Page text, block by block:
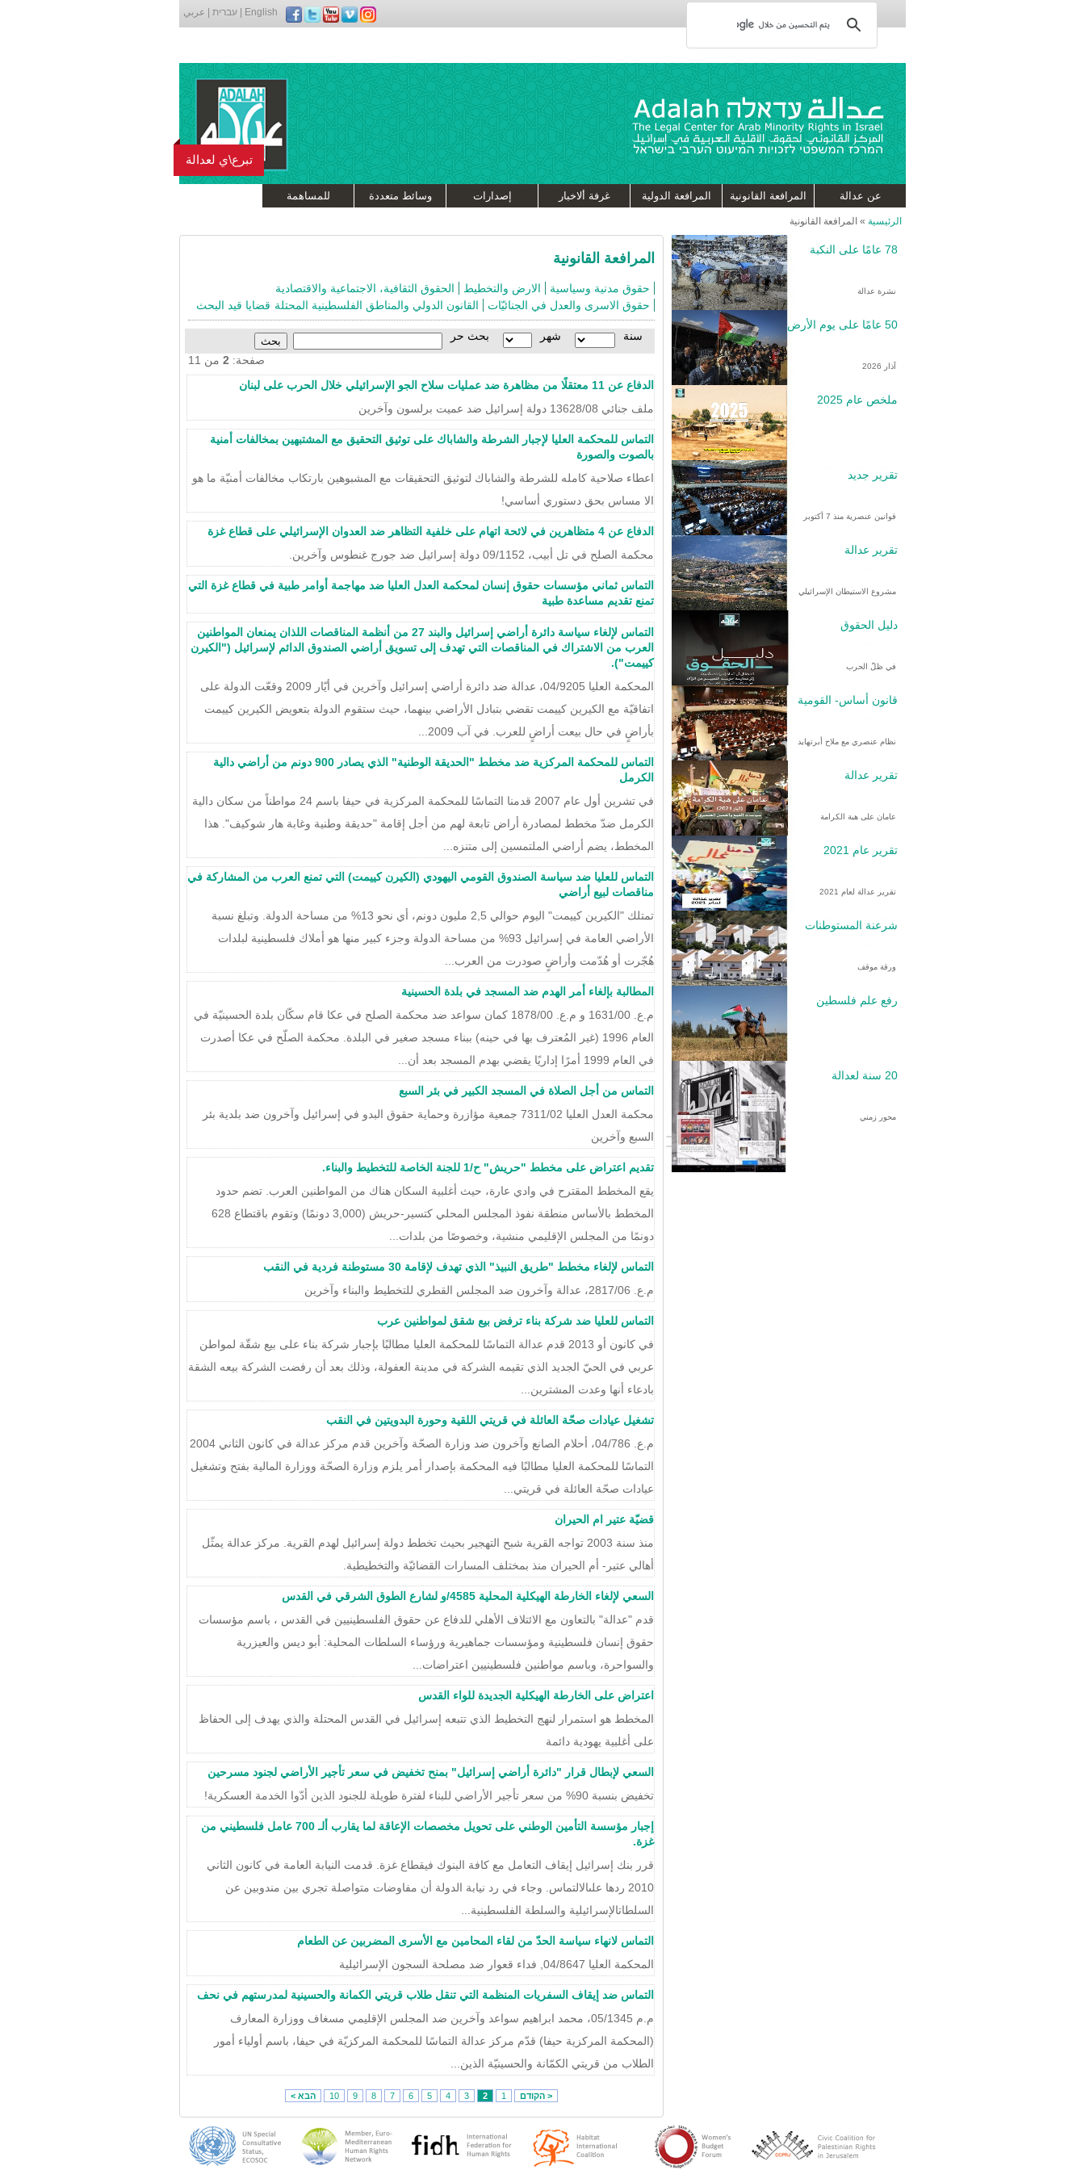
English עברית عربي
عن عدالة المرافعة القانونية المرافعة الدولية غرفة ألاخبار إصدارات وسائط متعددة للمساهمة
تبرع\ي لعدالة
الرئيسية » المرافعة القانونية
78 عامًا على النكبة
نشرة عدالة
50 عامًا على يوم الأرض
آذار 2026
ملخص عام 2025
تقرير جديد
قوانين عنصرية منذ 7 أكتوبر
تقرير عدالة
مشروع الاستيطان الإسرائيلي
دليل الحقوق
في ظلّ الحرب
قانون أساس- القومية
نظام عنصري مع ملاح أبرتهايد
تقرير عدالة
عامان على هبة الكرامة
تقرير عام 2021
تقرير عدالة لعام 2021
شرعنة المستوطنات
ورقة موقف
رفع علم فلسطين
20 سنة لعدالة
محور زمني
المرافعة القانونية
حقوق مدنية وسياسية الارض والتخطيط
الحقوق الثقافية، الاجتماعية والاقتصادية
حقوق الاسرى والعدل في الجنائيّات
القانون الدولي والمناطق الفلسطينية المحتلة قضايا قيد البحث
سنة شهر
بحث حر
صفحة: 2 من 11
الدفاع عن 11 معتقلًا من مظاهرة ضد عمليات سلاح الجو الإسرائيلي خلال الحرب على لبنان
ملف جنائي 13628/08 دولة إسرائيل ضد عميت برلسون وآخرين
التماس للمحكمة العليا لإجبار الشرطة والشاباك على توثيق التحقيق مع المشتبهين بمخالفات أمنية
بالصوت والصورة
اعطاء صلاحية كامله للشرطة والشاباك لتوثيق التحقيقات مع المشبوهين بارتكاب مخالفات أمنيّة ما هو
الا مساس بحق دستوري أساسي!
الدفاع عن 4 متظاهرين في لائحة اتهام على خلفية التظاهر ضد العدوان الإسرائيلي على قطاع غزة
محكمة الصلح في تل أبيب، 09/1152 دولة إسرائيل ضد جورج غنطوس وآخرين.
التماس ثماني مؤسسات حقوق إنسان لمحكمة العدل العليا ضد مهاجمة أوامر طبية في قطاع غزة التي
تمنع تقديم مساعدة طبية
التماس لإلغاء سياسة دائرة أراضي إسرائيل والبند 27 من أنظمة المناقصات اللذان يمنعان المواطنين
العرب من الاشتراك في المناقصات التي تهدف إلى تسويق أراضي الصندوق الدائم لإسرائيل ("الكيرن
كييمت").
المحكمة العليا 04/9205، عدالة ضد دائرة أراضي إسرائيل وآخرين في أيّار 2009 وقعّت الدولة على
اتفاقيّة مع الكيرين كييمت تقضي بتبادل الأراضي بينهما، حيث ستقوم الدولة بتعويض الكيرين كييمت
بأراضٍ في حال بيعت أراضٍ للعرب. في آب 2009...
التماس للمحكمة المركزية ضد مخطط "الحديقة الوطنية" الذي يصادر 900 دونم من أراضي دالية
الكرمل
في تشرين أول عام 2007 قدمنا التماسًا للمحكمة المركزية في حيفا باسم 24 مواطناً من سكان دالية
الكرمل ضدّ مخطط لمصادرة أراض تابعة لهم من أجل إقامة "حديقة وطنية وغابة هار شوكيف". هذا
المخطط، يضم أراضي الملتمسين إلى متنزه...
التماس للعليا ضد سياسة الصندوق القومي اليهودي (الكيرن كييمت) التي تمنع العرب من المشاركة في
مناقصات لبيع أراضي
تمتلك "الكيرين كييمت" اليوم حوالي 2,5 مليون دونم، أي نحو 13% من مساحة الدولة. وتبلغ نسبة
الأراضي العامة في إسرائيل 93% من مساحة الدولة وجزء كبير منها هو أملاك فلسطينية لبلدات
هُجّرت أو هُدّمت وأراضٍ صودرت من العرب...
المطالبة بإلغاء أمر الهدم ضد المسجد في بلدة الحسينية
م.ع. 1631/00 و م.ع. 1878/00 كمان سواعد ضد محكمة الصلح في عكا قام سكّان بلدة الحسينيّة في
العام 1996 (غير المُعترف بها في حينه) ببناء مسجد صغير في البلدة. محكمة الصلّح في عكا أصدرت
في العام 1999 أمرًا إداريًا يقضي بهدم المسجد بعد أن...
التماس من أجل الصلاة في المسجد الكبير في بئر السبع
محكمة العدل العليا 7311/02 جمعية مؤازرة وحماية حقوق البدو في إسرائيل وآخرون ضد بلدية بئر
السبع وآخرين
تقديم اعتراض على مخطط "حريش" ح/1 للجنة الخاصة للتخطيط والبناء.
يقع المخطط المقترح في وادي عارة، حيث أغلبية السكان هناك من المواطنين العرب. تضم حدود
المخطط بالأساس منطقة نفوذ المجلس المحلي كتسير-حريش (3,000 دونمًا) وتقوم باقتطاع 628
دونمًا من المجلس الإقليمي منشية، وخصوصًا من بلدات...
التماس لإلغاء مخطط "طريق النبيذ" الذي تهدف لإقامة 30 مستوطنة فردية في النقب
م.ع. 2817/06، عدالة وآخرون ضد المجلس القطري للتخطيط والبناء وآخرين
التماس للعليا ضد شركة بناء ترفض بيع شقق لمواطنين عرب
في كانون أو 2013 قدم عدالة التماسًا للمحكمة العليا مطالبًا بإجبار شركة بناء على بيع شقّة لمواطن
عربي في الحيّ الجديد الذي تقيمه الشركة في مدينة العفولة، وذلك بعد أن رفضت الشركة بيعه الشقة
بادعاء أنها وعدت المشترين...
تشغيل عيادات صحّة العائلة في قريتي اللقية وحورة البدويتين في النقب
م.ع. 04/786، أحلام الصانع وآخرون ضد وزارة الصحّة وآخرين قدم مركز عدالة في كانون الثاني 2004
التماسًا للمحكمة العليا مطالبًا فيه المحكمة بإصدار أمر يلزم وزارة الصحّة ووزارة المالية بفتح وتشغيل
عيادات صحّة العائلة في قريتي...
قضيّة عتير ام الحيران
منذ سنة 2003 تواجه القرية شبح التهجير بحيث تخطط دولة إسرائيل لهدم القرية. مركز عدالة يمثّل
أهالي عتير- أم الحيران منذ بمختلف المسارات القضائيّة والتخطيطية.
السعي لإلغاء الخارطة الهيكلية المحلية 4585/و لشارع الطوق الشرقي في القدس
قدم "عدالة" بالتعاون مع الائتلاف الأهلي للدفاع عن حقوق الفلسطينيين في القدس ، باسم مؤسسات
حقوق إنسان فلسطينية ومؤسسات جماهيرية ورؤساء السلطات المحلية: أبو ديس والعيزرية
والسواحرة، وباسم مواطنين فلسطينيين اعتراضات...
اعتراض على الخارطة الهيكلية الجديدة للواء القدس
المخطط هو استمرار لنهج التخطيط الذي تتبعه إسرائيل في القدس المحتلة والذي يهدف إلى الحفاظ
على أغلبية يهودية دائمة
السعي لإبطال قرار "دائرة أراضي إسرائيل" بمنح تخفيض في سعر تأجير الأراضي لجنود مسرحين
تخفيض بنسبة 90% من سعر تأجير الأراضي للبناء لفترة طويلة للجنود الذين أدّوا الخدمة العسكرية!
إجبار مؤسسة التأمين الوطني على تحويل مخصصات الإعاقة لما يقارب ألـ 700 عامل فلسطيني من
غزة.
قرر بنك إسرائيل إيقاف التعامل مع كافة البنوك فيقطاع غزة. قدمت النيابة العامة في كانون الثاني
2010 ردها علىالالتماس. وجاء في رد نيابة الدولة أن مفاوضات متواصلة تجري بين مندوبين عن
السلطاتالإسرائيلية والسلطة الفلسطينية...
التماس لانهاء سياسة الحدّ من لقاء المحامين مع الأسرى المضربين عن الطعام
المحكمة العليا 04/8647, فداء قعوار ضد مصلحة السجون الإسرائيلية
التماس ضد إيقاف السفريات المنظمة التي تنقل طلاب قريتي الكمانة والحسينية لمدرستهم في نحف
م.م 05/1345، محمد ابراهيم سواعد وآخرين ضد المجلس الإقليمي مسغاف ووزارة المعارف
(المحكمة المركزية حيفا) قدّم مركز عدالة التماسًا للمحكمة المركزيّة في حيفا، باسم أولياء أمور
الطلاب من قريتي الكمّانة والحسينيّة الذين...
< הקודם 1
2
3
4
5
6
7
8
9
10 הבא >